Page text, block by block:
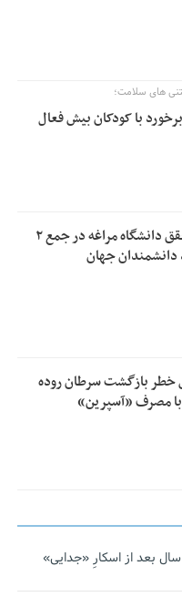
های سلامت؛
با کودکان بیش فعال
۱۰ محقق دانشگاه مراغه در جمع ۲
جهان
بازگشت سرطان روده
مصرف «آسپرین»
نجات‌دهنده‌ همچنان در آیینه است/ ۱۴ سال بعد از اسکارِ «جدایی»